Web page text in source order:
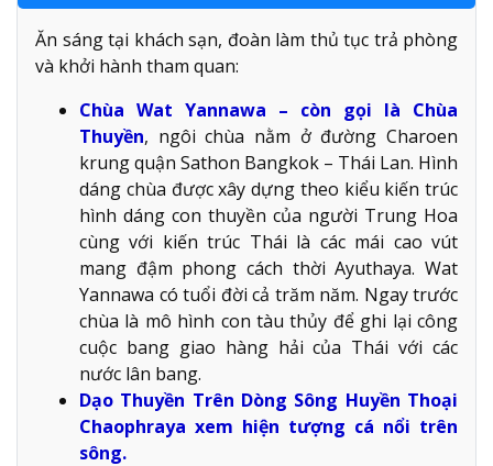
Ăn sáng tại khách sạn, đoàn làm thủ tục trả phòng
và khởi hành tham quan:
Chùa Wat Yannawa – còn gọi là Chùa
Thuyền, ngôi chùa nằm ở đường Charoen
krung quận Sathon Bangkok – Thái Lan. Hình
dáng chùa được xây dựng theo kiểu kiến trúc
hình dáng con thuyền của người Trung Hoa
cùng với kiến trúc Thái là các mái cao vút
mang đậm phong cách thời Ayuthaya. Wat
Yannawa có tuổi đời cả trăm năm. Ngay trước
chùa là mô hình con tàu thủy để ghi lại công
cuộc bang giao hàng hải của Thái với các
nước lân bang.
Dạo Thuyền Trên Dòng Sông Huyền Thoại
Chaophraya xem hiện tượng cá nổi trên
sông.